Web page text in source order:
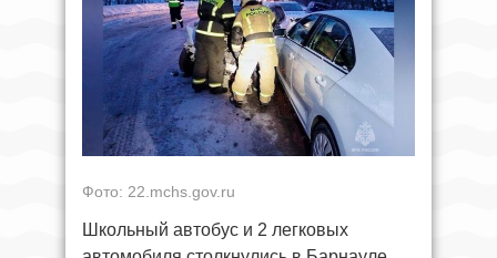
Фото: 22.mchs.gov.ru
Школьный автобус и 2 легковых